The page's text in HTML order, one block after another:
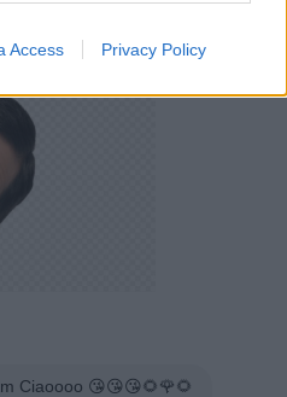
Access Privacy Policy
Ciaoooo 😘😘😘🌻🌹🌻